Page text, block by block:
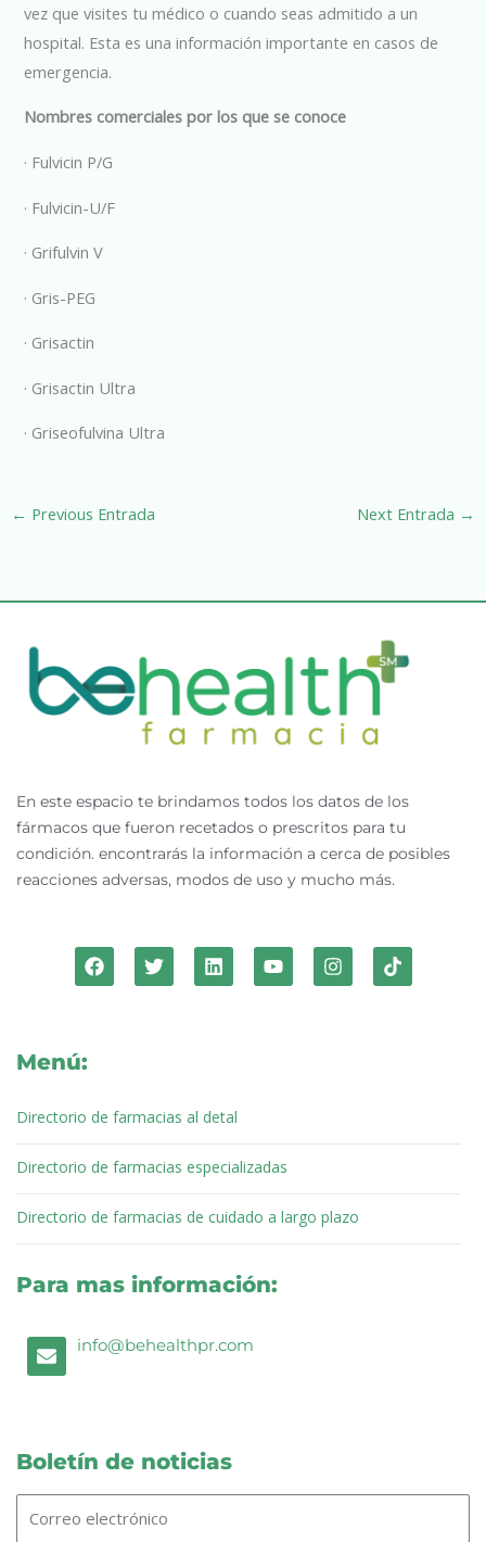
vez que visites tu médico o cuando seas admitido a un
hospital. Esta es una información importante en casos de
emergencia.
Nombres comerciales por los que se conoce
· Fulvicin P/G
· Fulvicin-U/F
· Grifulvin V
· Gris-PEG
· Grisactin
· Grisactin Ultra
· Griseofulvina Ultra
← Previous Entrada Next Entrada →
En este espacio te brindamos todos los datos de los
fármacos que fueron recetados o prescritos para tu
condición. encontrarás la información a cerca de posibles
reacciones adversas, modos de uso y mucho más.
F
a
c
T
w
i
L
i
n
Y
o
u
I
n
s
T
i
k
Menú:
Directorio de farmacias al detal
Directorio de farmacias especializadas
Directorio de farmacias de cuidado a largo plazo
Para mas información:
E
n
v
p
e
info@behealthpr.com
Boletín de noticias
electrónico